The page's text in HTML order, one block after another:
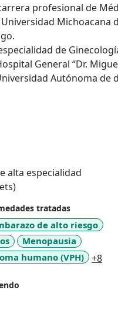
profesional de
Michoacana
de
General “Dr.
Autónoma de
Especialidad endoscopia
Consejo Mexicano de
2018.
una atención
michoacana.
alta especialidad
tratadas
de alto riesgo
Menopausia
humano (VPH)
+8